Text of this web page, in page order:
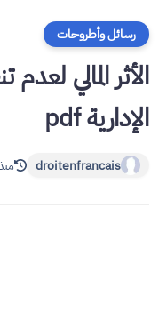
رسائل وأطروحات
الأثر المالي
الإدارية pdf
droitenfrancais منذ 6